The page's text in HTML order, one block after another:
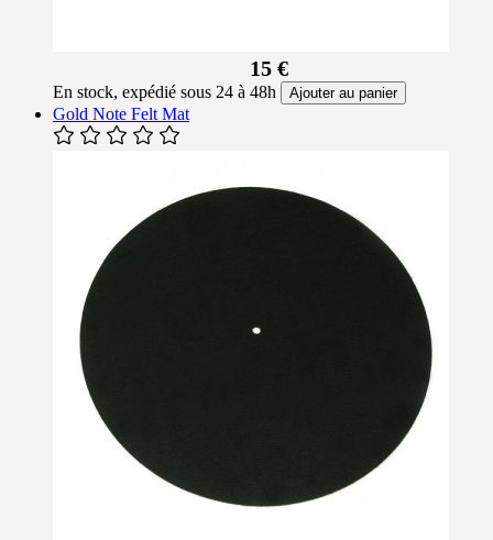
15 €
En stock, expédié sous 24 à 48h Ajouter au panier
Gold Note Felt Mat